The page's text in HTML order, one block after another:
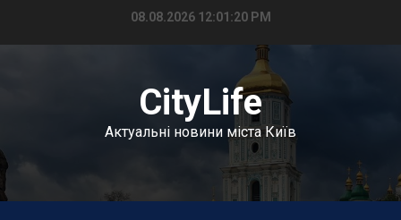
08.08.2026 12:01:21 PM
CityLife
Актуальні новини міста Київ